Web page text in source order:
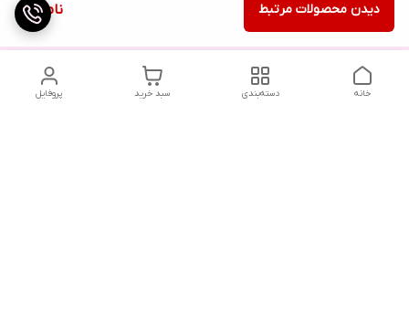
ناموجود دیدن محصولات مرتبط
پروفایل سبد خرید دسته‌بندی خانه